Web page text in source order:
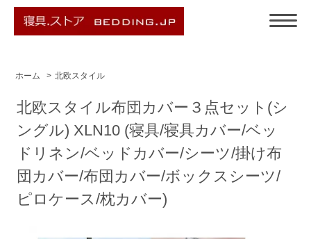
ホーム > 北欧スタイル
北欧スタイル布団カバー３点セット(シ
ングル) XLN10 (寝具/寝具カバー/ベッ
ドリネン/ベッドカバー/シーツ/掛け布
団カバー/布団カバー/ボックスシーツ/
ピロケース/枕カバー)